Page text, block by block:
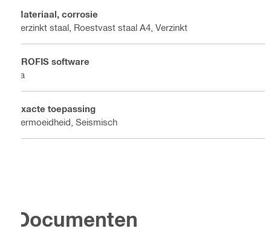
Materiaal, corrosie
Verzinkt staal, Roestvast staal A4, Verzinkt
PROFIS software
Ja
Exacte toepassing
Vermoeidheid, Seismisch
Documenten